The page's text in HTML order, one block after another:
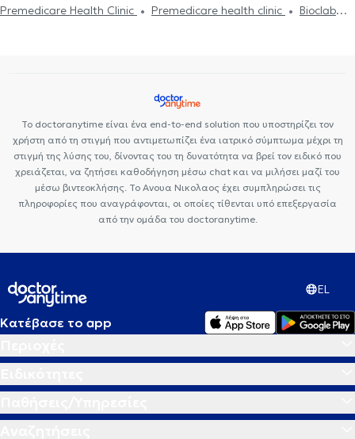
Ορθοπαιδικοί και Ορθοπαιδικοί Χειρουργοί στο Ψυχικό
Ορθοπαιδικοί και Ορθοπαιδικοί Χειρουργοί στο Γαλάτσι
Ορθοπαιδικοί και Ορθοπαιδικοί Χειρουργοί στους Αμπελόκηπους
Ορθοπαιδικοί και Ορθοπαιδικοί Χειρουργοί στην Πανόρμου
Ορθοπαιδικοί και Ορθοπαιδικοί Χειρουργοί στη Νέα Φιλαδέλφεια
Premedicare Health Clinic
Premedicare health clinic
Bioclab
Το doctoranytime είναι ένα end-to-end solution που υποστηρίζει τον
χρήστη από τη στιγμή που αντιμετωπίζει ένα ιατρικό σύμπτωμα μέχρι τη
στιγμή της λύσης του, δίνοντας του τη δυνατότητα να βρεί τον ειδικό που
χρειάζεται, να ζητήσει καθοδήγηση μέσω chat και να μιλήσει μαζί του
μέσω βιντεοκλήσης. Το Ανουα Νικολαος έχει συμπληρώσει τις
πληροφορίες που αναγράφονται, οι οποίες τίθενται υπό επεξεργασία
από την ομάδα του doctoranytime.
EL
Κατέβασε το app